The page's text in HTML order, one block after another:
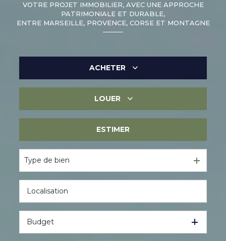
VOTRE PROJET IMMOBILIER, AVEC UNE APPROCHE
PATRIMONIALE ET DURABLE,
ENTRE MARSEILLE, PROVENCE, CORSE ET MONTAGNE
ACHETER
Immobilier ancien
Immobilier professionnel
LOUER
Immobilier professionnel
ESTIMER
Type de bien
Budget